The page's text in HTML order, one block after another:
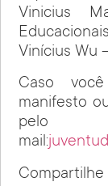
Vinicius
Vinícius Wu
Caso
manifesto
mail:
Compartilhe